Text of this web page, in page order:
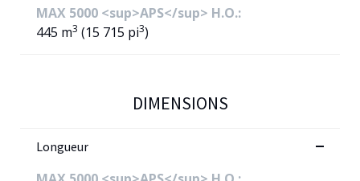
MAX 5000 <sup>APS</sup> H.O.:
445 m3 (15 715 pi3)
DIMENSIONS
Longueur